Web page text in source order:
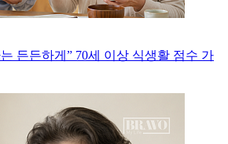
든든하게” 70세 이상 식생활 점수 가